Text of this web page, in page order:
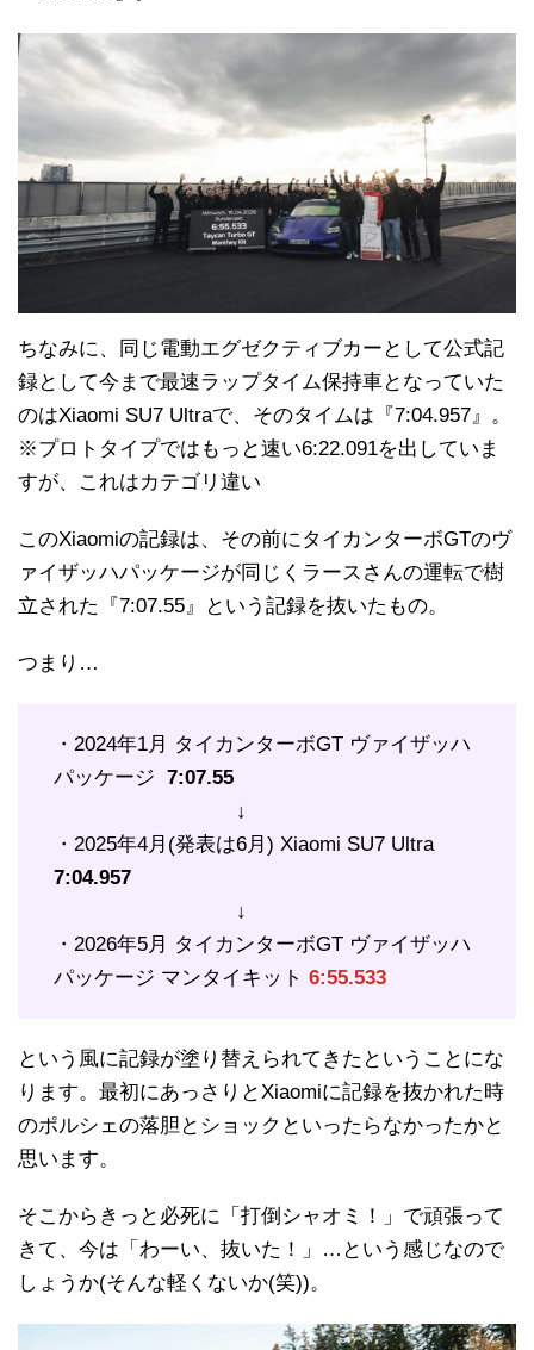
ちなみに、同じ電動エグゼクティブカーとして公式記
録として今まで最速ラップタイム保持車となっていた
のはXiaomi SU7 Ultraで、そのタイムは『7:04.957』。
※プロトタイプではもっと速い6:22.091を出していま
すが、これはカテゴリ違い
このXiaomiの記録は、その前にタイカンターボGTのヴ
ァイザッハパッケージが同じくラースさんの運転で樹
立された『7:07.55』という記録を抜いたもの。
つまり…
・2024年1月 タイカンターボGT ヴァイザッハ
パッケージ 7:07.55
↓
・2025年4月(発表は6月) Xiaomi SU7 Ultra
7:04.957
↓
・2026年5月 タイカンターボGT ヴァイザッハ
パッケージ マンタイキット 6:55.533
という風に記録が塗り替えられてきたということにな
ります。最初にあっさりとXiaomiに記録を抜かれた時
のポルシェの落胆とショックといったらなかったかと
思います。
そこからきっと必死に「打倒シャオミ！」で頑張って
きて、今は「わーい、抜いた！」…という感じなので
しょうか(そんな軽くないか(笑))。